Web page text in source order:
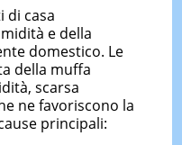
di casa
e della
domestico. Le
della muffa
scarsa
ne favoriscono la
principali: